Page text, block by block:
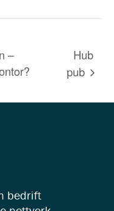
–
Hub
pub
bedrift